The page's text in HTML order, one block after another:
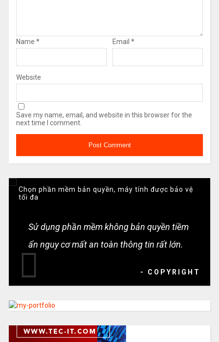
Name * Email *
Website
Save my name, email, and website in this browser for the
next time I comment.
Chọn phần mềm bản quyền, máy tính được bảo vệ
tối đa
Sử dụng phần mềm không bản quyền tiềm
ẩn nguy cơ mất an toàn thông tin rất lớn.
- COPYRIGHT